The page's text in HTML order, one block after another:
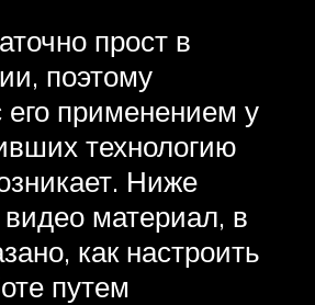
прост в
поэтому
его применением у
технологию
Ниже
материал, в
как настроить
путем